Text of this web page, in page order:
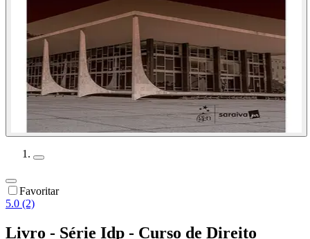
Favoritar
5.0 (2)
Livro - Série Idp - Curso de Direito